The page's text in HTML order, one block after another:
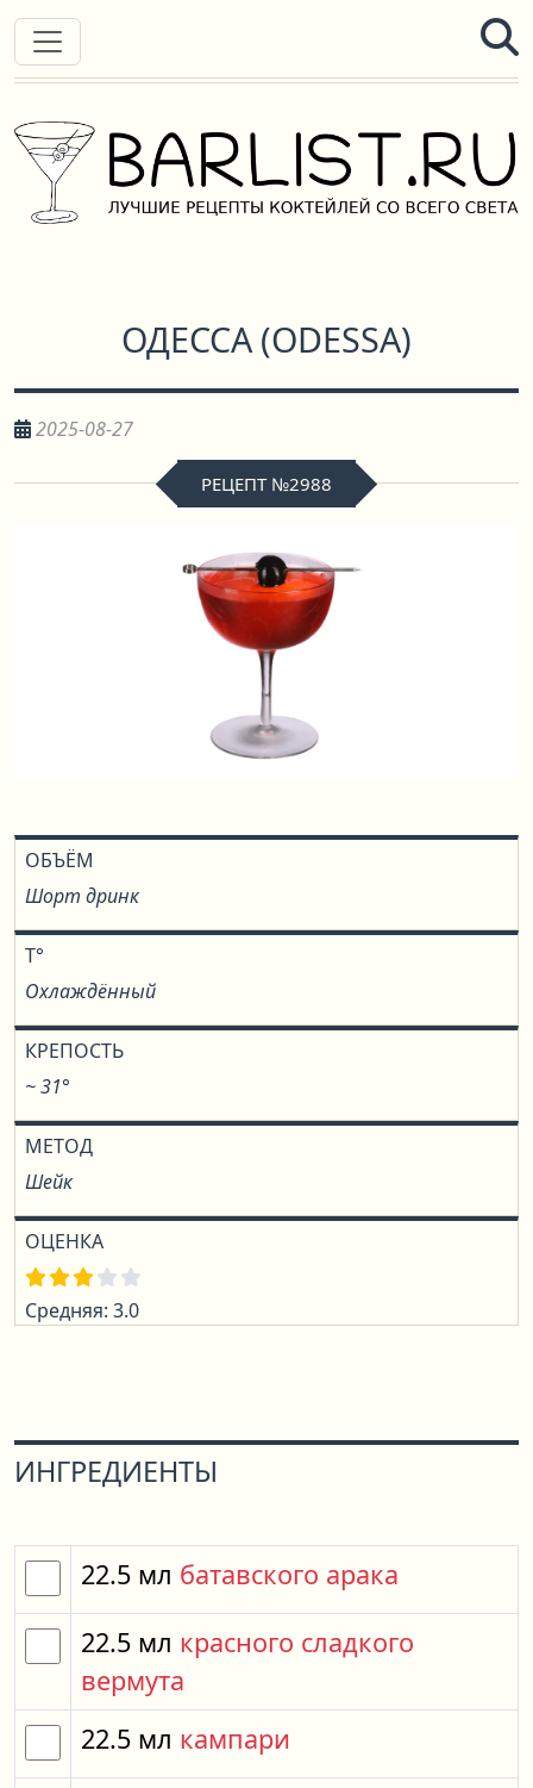
ОДЕССА(ODESSA)
2025-08-27
РЕЦЕПТ №2988
ОБЪЁМ
Шорт дринк
T°
Охлаждённый
КРЕПОСТЬ
~ 31°
МЕТОД
Шейк
ОЦЕНКА
Средняя: 3.0
ИНГРЕДИЕНТЫ
22.5 мл батавского арака
22.5 мл красного сладкого
вермута
22.5 мл кампари